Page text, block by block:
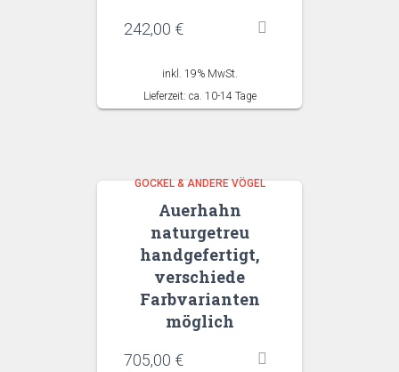
242,00 €
inkl. 19% MwSt.
Lieferzeit: ca. 10-14 Tage
GOCKEL & ANDERE VÖGEL
Auerhahn
naturgetreu
handgefertigt,
verschiede
Farbvarianten
möglich
705,00 €